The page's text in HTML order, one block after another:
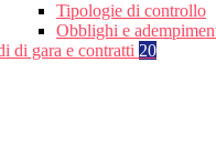
Tipologie di controllo
Obblighi e
di gara e contratti 20